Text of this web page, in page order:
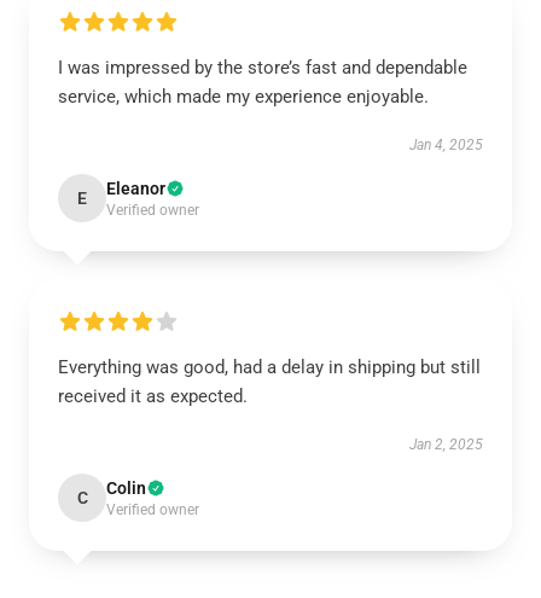
I was impressed by the store’s fast and dependable
service, which made my experience enjoyable.
Jan 4, 2025
E Eleanor
Verified owner
Everything was good, had a delay in shipping but still
received it as expected.
Jan 2, 2025
C Colin
Verified owner